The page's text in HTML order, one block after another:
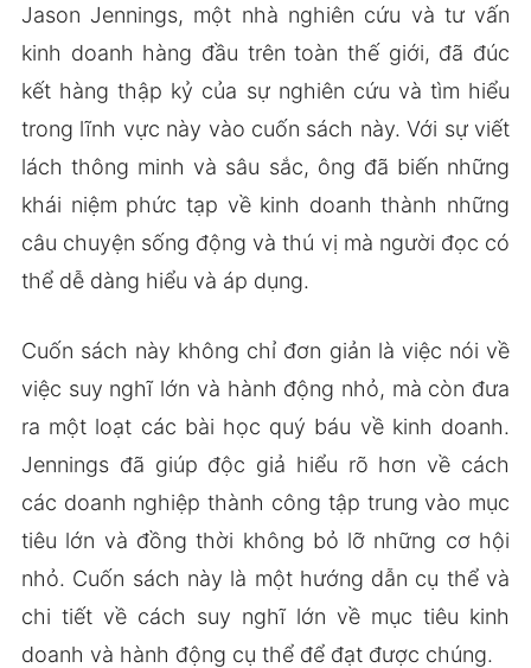
Jason Jennings, một nhà nghiên cứu và tư vấn
kinh doanh hàng đầu trên toàn thế giới, đã đúc
kết hàng thập kỷ của sự nghiên cứu và tìm hiểu
trong lĩnh vực này vào cuốn sách này. Với sự viết
lách thông minh và sâu sắc, ông đã biến những
khái niệm phức tạp về kinh doanh thành những
câu chuyện sống động và thú vị mà người đọc có
thể dễ dàng hiểu và áp dụng.
Cuốn sách này không chỉ đơn giản là việc nói về
việc suy nghĩ lớn và hành động nhỏ, mà còn đưa
ra một loạt các bài học quý báu về kinh doanh.
Jennings đã giúp độc giả hiểu rõ hơn về cách
các doanh nghiệp thành công tập trung vào mục
tiêu lớn và đồng thời không bỏ lỡ những cơ hội
nhỏ. Cuốn sách này là một hướng dẫn cụ thể và
chi tiết về cách suy nghĩ lớn về mục tiêu kinh
doanh và hành động cụ thể để đạt được chúng.